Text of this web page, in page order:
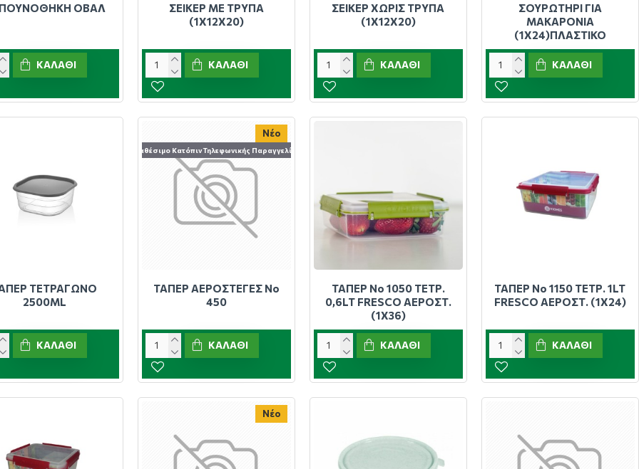
ΟΒΑΛ
ΚΑΛΆΘΙ
ΣΕΙΚΕΡ ΜΕ ΤΡΥΠΑ
(1Χ12Χ20)
ΚΑΛΆΘΙ
ΣΕΙΚΕΡ ΧΩΡΙΣ ΤΡΥΠΑ
(1Χ12Χ20)
ΚΑΛΆΘΙ
ΣΟΥΡΩΤΗΡΙ ΓΙΑ
ΜΑΚΑΡΟΝΙΑ
(1Χ24)ΠΛΑΣΤΙΚΟ
ΚΑΛΆΘΙ
ΤΕΤΡΑΓΩΝΟ
2500ML
ΚΑΛΆΘΙ
Νέο
Διαθέσιμο Κατόπιν Τηλεφωνικής Παραγγελίας
ΤΑΠΕΡ ΑΕΡΟΣΤΕΓΕΣ Νο
450
ΚΑΛΆΘΙ
ΤΑΠΕΡ Νο 1050 ΤΕΤΡ.
0,6LT FRESCO ΑΕΡΟΣΤ.
(1X36)
ΚΑΛΆΘΙ
ΤΑΠΕΡ Νο 1150 ΤΕΤΡ. 1LT
FRESCO ΑΕΡΟΣΤ. (1X24)
ΚΑΛΆΘΙ
Νέο